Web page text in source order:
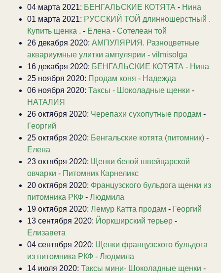
04 марта 2021: БЕНГАЛЬСКИЕ КОТЯТА - Нина
01 марта 2021: РУССКИЙ ТОЙ длинношерстный .
Купить щенка . - Елена - Сотелеан той
26 декабря 2020: АМПУЛЯРИЯ. Разноцветные
аквариумные улитки ампулярии - vilmisolga
16 декабря 2020: БЕНГАЛЬСКИЕ КОТЯТА - Нина
25 ноября 2020: Продам коня - Надежда
06 ноября 2020: Таксы - Шоколадные щенки -
НАТАЛИЯ
26 октября 2020: Черепахи сухопутные продам -
Георгий
25 октября 2020: Бенгальские котята (питомник) -
Елена
23 октября 2020: Щенки белой швейцарской
овчарки - Питомник Карнеликс
20 октября 2020: Французского бульдога щенки из
питомника РКФ - Людмила
19 октября 2020: Лемур Катта продам - Георгий
13 сентября 2020: Йоркширский терьер -
Елизавета
04 сентября 2020: Щенки французского бульдога
из питомника РКФ - Людмила
14 июля 2020: Таксы мини- Шоколадные щенки -